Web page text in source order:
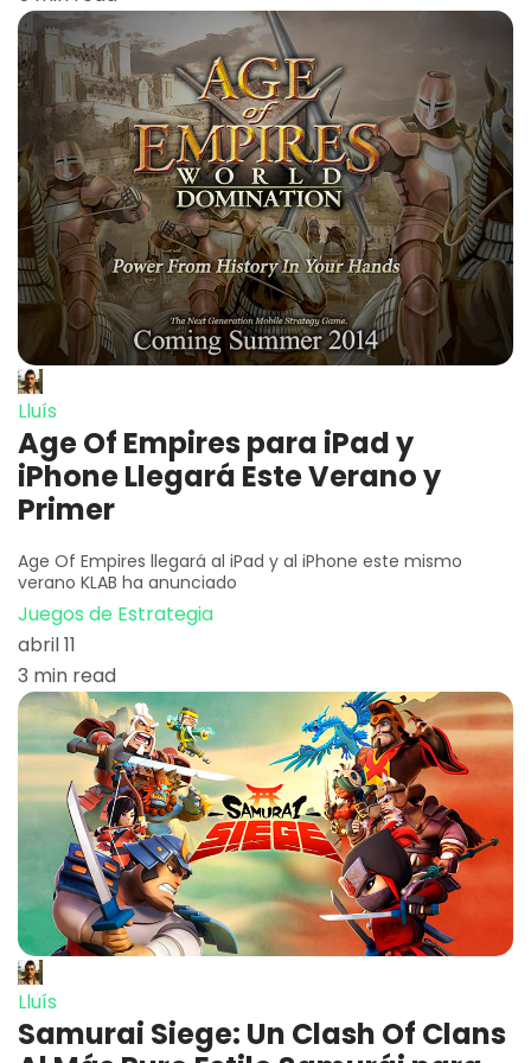
Lluís
Age Of Empires para iPad y
iPhone Llegará Este Verano y
Primer
Age Of Empires llegará al iPad y al iPhone este mismo
verano KLAB ha anunciado
Juegos de Estrategia
abril 11
3 min read
Lluís
Samurai Siege: Un Clash Of Clans